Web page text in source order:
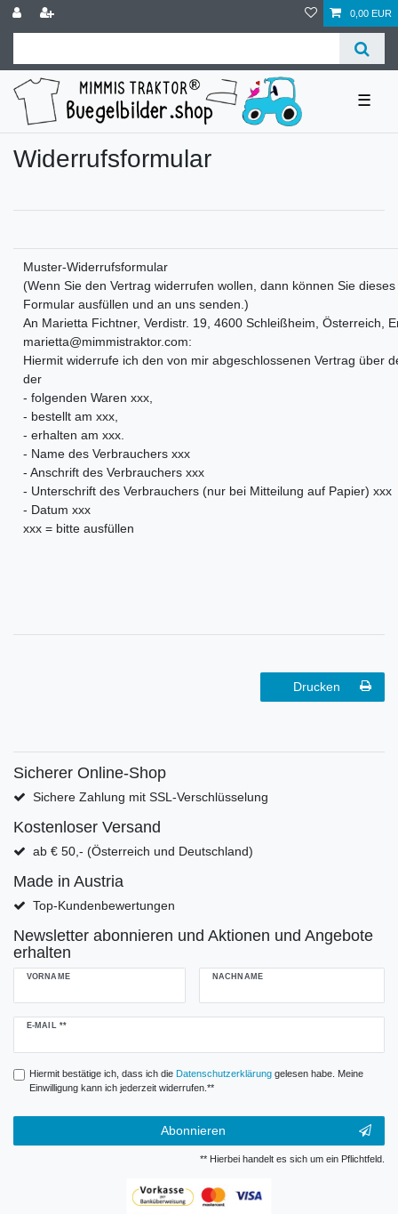
0,00 EUR
☰
Widerrufs­formular
Muster-Widerrufsformular
(Wenn Sie den Vertrag widerrufen wollen, dann können Sie dieses
Formular ausfüllen und an uns senden.)
An Marietta Fichtner, Verdistr. 19, 4600 Schleißheim, Österreich,
marietta@mimmistraktor.com:
Hiermit widerrufe ich den von mir abgeschlossenen Vertrag über
der
- folgenden Waren xxx,
- bestellt am xxx,
- erhalten am xxx.
- Name des Verbrauchers xxx
- Anschrift des Verbrauchers xxx
- Unterschrift des Verbrauchers (nur bei Mitteilung auf Papier) xxx
- Datum xxx
xxx = bitte ausfüllen
Drucken
Sicherer Online-Shop
Sichere Zahlung mit SSL-Verschlüsselung
Kostenloser Versand
ab € 50,- (Österreich und Deutschland)
Made in Austria
Top-Kundenbewertungen
Newsletter abonnieren und Aktionen und Angebote
erhalten
VORNAME NACHNAME
E-MAIL **
Newsletter
Hiermit bestätige ich, dass ich die Daten­schutz­erklärunggelesen habe. Meine
Einwilligung kann ich jederzeit widerrufen.**
Abonnieren
** Hierbei handelt es sich um ein Pflichtfeld.